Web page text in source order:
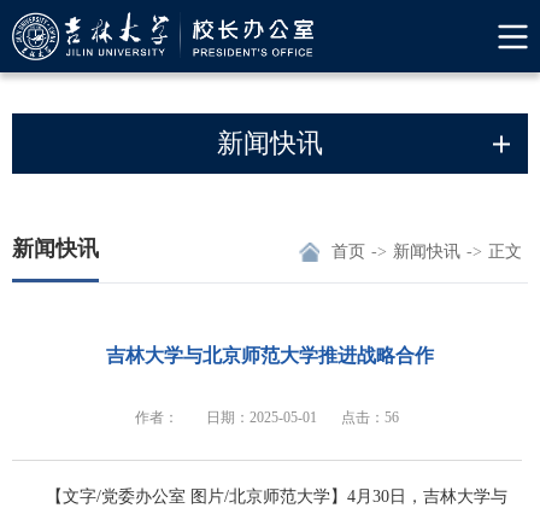
新闻快讯
新闻快讯 首页 -> 新闻快讯 -> 正文
吉林大学与北京师范大学推进战略合作
作者： 日期：2025-05-01 点击：56
【文字/党委办公室 图片/北京师范大学】 4 月 30 日，吉林大学与